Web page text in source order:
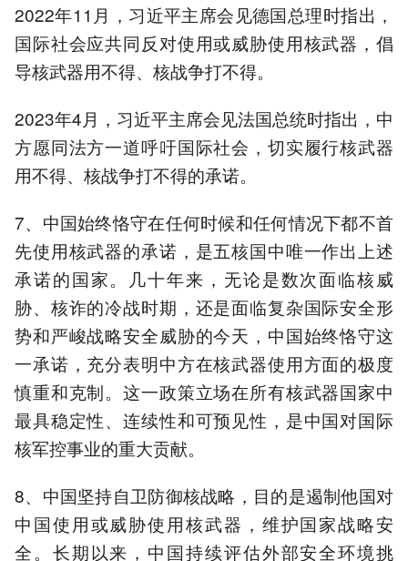
2022年11月，习近平主席会见德国总理时指出，
国际社会应共同反对使用或威胁使用核武器，倡
导核武器用不得、核战争打不得。
2023年4月，习近平主席会见法国总统时指出，中
方愿同法方一道呼吁国际社会，切实履行核武器
用不得、核战争打不得的承诺。
7、中国始终恪守在任何时候和任何情况下都不首
先使用核武器的承诺，是五核国中唯一作出上述
承诺的国家。几十年来，无论是数次面临核威
胁、核诈的冷战时期，还是面临复杂国际安全形
势和严峻战略安全威胁的今天，中国始终恪守这
一承诺，充分表明中方在核武器使用方面的极度
慎重和克制。这一政策立场在所有核武器国家中
最具稳定性、连续性和可预见性，是中国对国际
核军控事业的重大贡献。
8、中国坚持自卫防御核战略，目的是遏制他国对
中国使用或威胁使用核武器，维护国家战略安
全。长期以来，中国持续评估外部安全环境挑